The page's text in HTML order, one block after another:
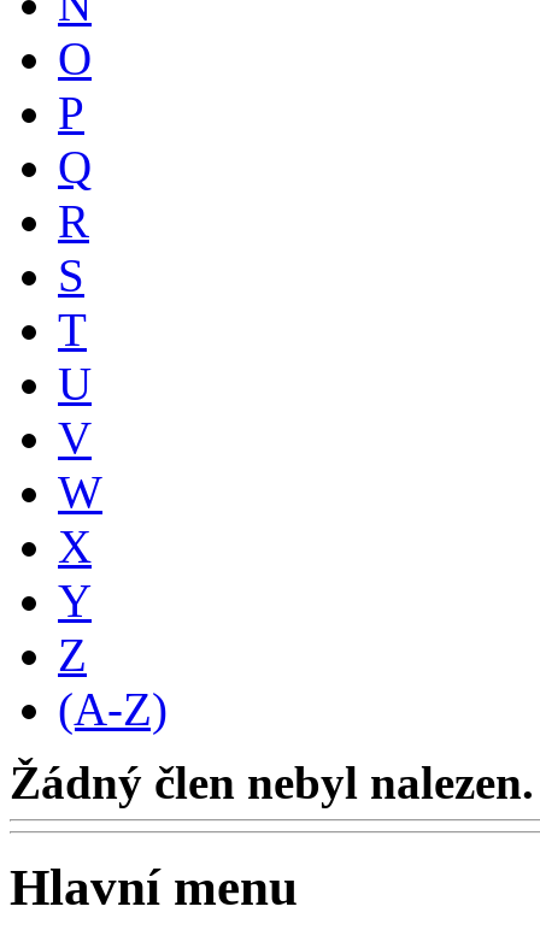
O
P
Q
R
S
T
U
V
W
X
Y
Z
(A-Z)
Žádný člen nebyl nalezen.
Hlavní menu